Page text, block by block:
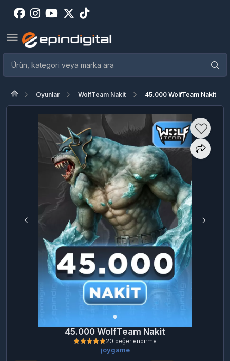
Oyunlar WolfTeam Nakit 45.000 WolfTeam Nakit
45.000 WolfTeam Nakit
joygame